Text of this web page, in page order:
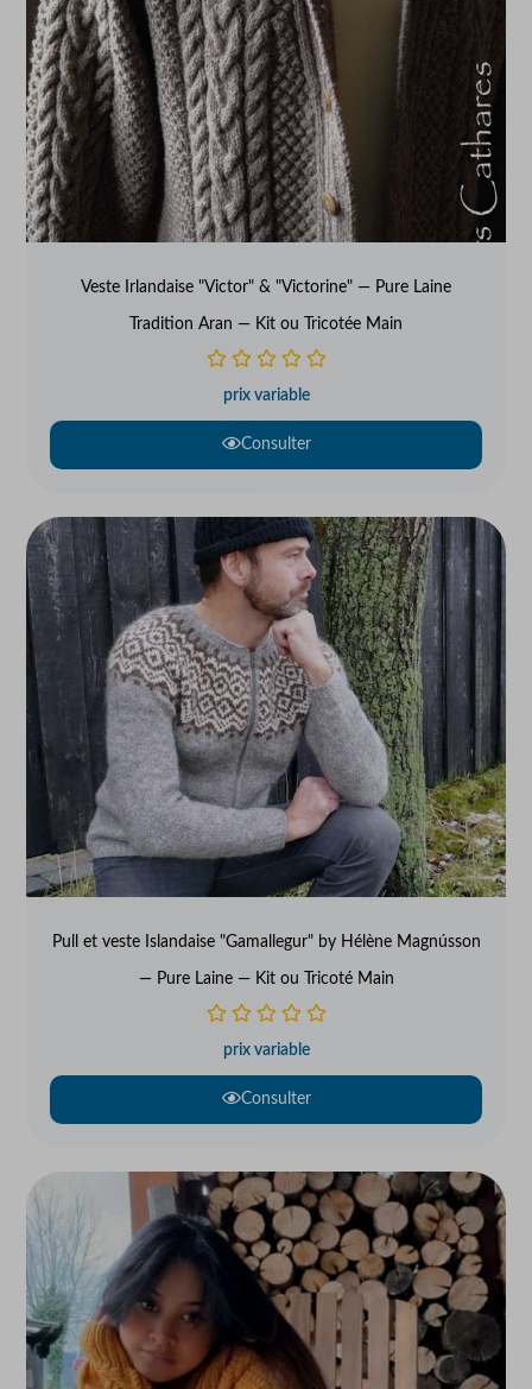
Veste Irlandaise "Victor" & "Victorine" — Pure Laine
Tradition Aran — Kit ou Tricotée Main
prix variable
Consulter
Pull et veste Islandaise "Gamallegur" by Hélène Magnússon
— Pure Laine — Kit ou Tricoté Main
prix variable
Consulter